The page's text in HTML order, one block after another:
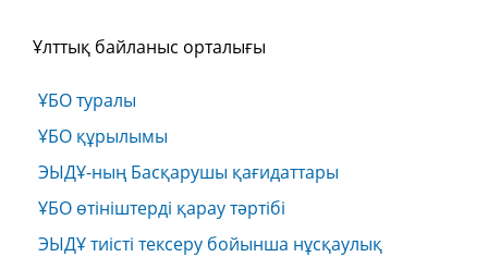
Ұлттық байланыс орталығы
ҰБО туралы
ҰБО құрылымы
ЭЫДҰ-ның Басқарушы қағидаттары
ҰБО өтініштерді қарау тәртібі
ЭЫДҰ тиісті тексеру бойынша нұсқаулық